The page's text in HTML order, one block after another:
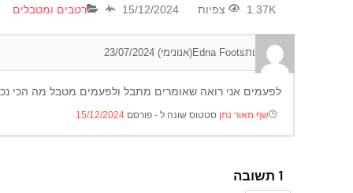
1.37K צפיות 15/12/2024 רטבים ומטבלים
Edna Foots(אנונימי) 23/07/2024 0 תגובות
לפעמים אני רואה שאומרים מתבל ולפעמים מטבל מה הכי
שף מאור נתן סטטוס שונה ל - פורסם 15/12/2024
1 תשובה